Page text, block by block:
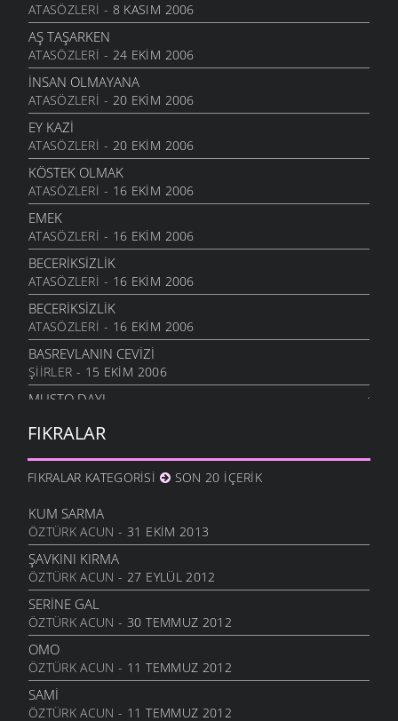
SULOBANLI VE DENİZ
9 TEMMUZ 2007
GEMİ
9 TEMMUZ 2007
NAMAZ
9 TEMMUZ 2007
KABI KACAĞI YALAYAN KÖPEK
9 TEMMUZ 2007
LIĞLAR OLA BEÇ
9 TEMMUZ 2007
OTOBÜS
9 TEMMUZ 2007
IKI KARDEŞ
9 TEMMUZ 2007
TEMIZLIK
9 TEMMUZ 2007
FIKRACI
9 TEMMUZ 2007
9 TEMMUZ 2007
HOCA
9 TEMMUZ 2007
GÖZLÜKLER
9 TEMMUZ 2007
SIĞIYALİ NİNE
9 TEMMUZ 2007
DE VER ALA
9 TEMMUZ 2007
SAKALIN BAMBI
9 TEMMUZ 2007
SAKALIN BAMBI
9 TEMMUZ 2007
ATASÖZLERI - 8 KASIM 2006
AŞ TAŞARKEN
ATASÖZLERI - 24 EKIM 2006
İNSAN OLMAYANA
ATASÖZLERI - 20 EKIM 2006
EY KAZI
ATASÖZLERI - 20 EKIM 2006
KÖSTEK OLMAK
ATASÖZLERI - 16 EKIM 2006
EMEK
ATASÖZLERI - 16 EKIM 2006
BECERIKSIZLIK
ATASÖZLERI - 16 EKIM 2006
BECERIKSIZLIK
ATASÖZLERI - 16 EKIM 2006
BASREVLANIN CEVIZI
ŞIIRLER - 15 EKIM 2006
MUSTO DAYI
KATLANMAK
ATASÖZLERI- 13 EKIM 2006
ATASÖZLERI- 13 EKIM 2006
KAĞIZMAN
ATASÖZLERI- 13 EKIM 2006
KARGANIN
ATASÖZLERI
SIÇANDAN DOĞAN
ATASÖZLERI
URUSUN BEŞ KAPIKI
ATASÖZLERI
HARMANA GIREN
FIKRALAR
FIKRALAR KATEGORISI SON 20 İÇERIK
KUM SARMA
ÖZTÜRK ACUN - 31 EKIM 2013
ŞAVKINI KIRMA
ÖZTÜRK ACUN - 27 EYLÜL 2012
SERINE GAL
ÖZTÜRK ACUN - 30 TEMMUZ 2012
OMO
ÖZTÜRK ACUN - 11 TEMMUZ 2012
SAMI
ÖZTÜRK ACUN - 11 TEMMUZ 2012